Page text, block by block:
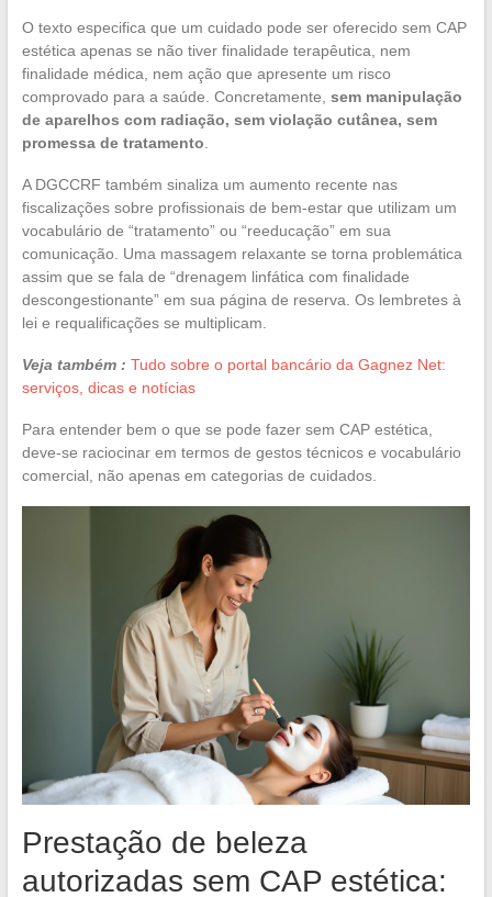
O texto especifica que um cuidado pode ser oferecido sem CAP
estética apenas se não tiver finalidade terapêutica, nem
finalidade médica, nem ação que apresente um risco
comprovado para a saúde. Concretamente, sem manipulação
de aparelhos com radiação, sem violação cutânea, sem
promessa de tratamento
A DGCCRF também sinaliza um aumento recente nas
fiscalizações sobre profissionais de bem-estar que utilizam um
vocabulário de “tratamento” ou “reeducação” em sua
comunicação. Uma massagem relaxante se torna problemática
assim que se fala de “drenagem linfática com finalidade
descongestionante” em sua página de reserva. Os lembretes à
lei e requalificações se multiplicam.
Veja também : Tudo sobre o portal bancário da Gagnez Net:
serviços, dicas e notícias
Para entender bem o que se pode fazer sem CAP estética,
deve-se raciocinar em termos de gestos técnicos e vocabulário
comercial, não apenas em categorias de cuidados.
Prestação de beleza
autorizadas sem CAP estética: